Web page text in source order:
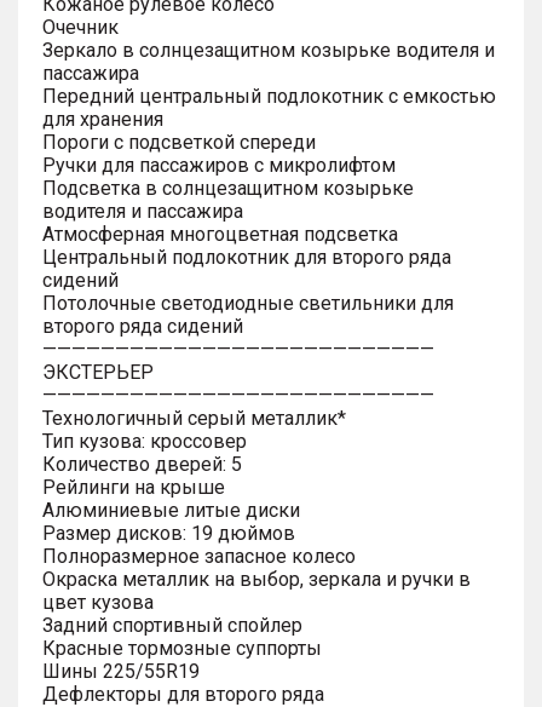
Очечник
Зеркало в солнцезащитном козырьке водителя и
пассажира
Передний центральный подлокотник с емкостью
для хранения
Пороги с подсветкой спереди
Ручки для пассажиров с микролифтом
Подсветка в солнцезащитном козырьке
водителя и пассажира
Атмосферная многоцветная подсветка
Центральный подлокотник для второго ряда
сидений
Потолочные светодиодные светильники для
второго ряда сидений
———————————————————————————
ЭКСТЕРЬЕР
———————————————————————————
Технологичный серый металлик*
Тип кузова: кроссовер
Количество дверей: 5
Рейлинги на крыше
Алюминиевые литые диски
Размер дисков: 19 дюймов
Полноразмерное запасное колесо
Окраска металлик на выбор, зеркала и ручки в
цвет кузова
Задний спортивный спойлер
Красные тормозные суппорты
Шины 225/55R19
Дефлекторы для второго ряда